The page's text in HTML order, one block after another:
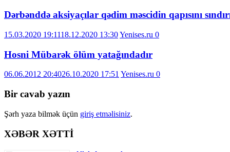
Dərbənddə aksiyaçılar qədim məscidin qapısını
15.03.2020 19:1118.12.2020 13:30Yenises.ru 0
Hosni Mübarək ölüm yatağındadır
06.06.2012 20:4026.10.2020 17:51 Yenises.ru 0
Bir cavab yazın
Şərh yaza bilmək üçün giriş etməlisiniz.
XƏBƏR XƏTTİ